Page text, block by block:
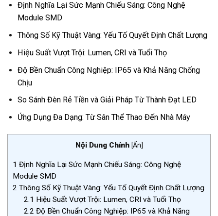
Định Nghĩa Lại Sức Mạnh Chiếu Sáng: Công Nghệ
Module SMD
Thông Số Kỹ Thuật Vàng: Yếu Tố Quyết Định Chất Lượng
Hiệu Suất Vượt Trội: Lumen, CRI và Tuổi Thọ
Độ Bền Chuẩn Công Nghiệp: IP65 và Khả Năng Chống
Chịu
So Sánh Đèn Rẻ Tiền và Giải Pháp Từ Thành Đạt LED
Ứng Dụng Đa Dạng: Từ Sân Thể Thao Đến Nhà Máy
Nội Dung Chính [Ẩn]
1 Định Nghĩa Lại Sức Mạnh Chiếu Sáng: Công Nghệ
Module SMD
2 Thông Số Kỹ Thuật Vàng: Yếu Tố Quyết Định Chất Lượng
2.1 Hiệu Suất Vượt Trội: Lumen, CRI và Tuổi Thọ
2.2 Độ Bền Chuẩn Công Nghiệp: IP65 và Khả Năng